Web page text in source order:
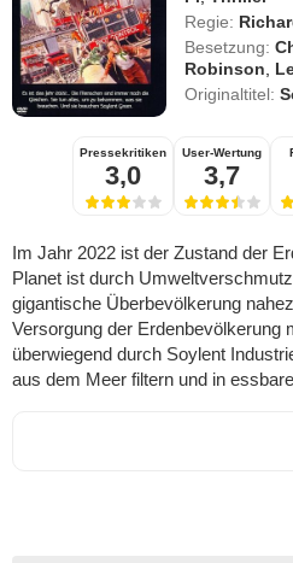
Regie:
Besetzung:
Robinson
Originaltitel:
Pressekritiken
3,0
User-Wertung
3,7
Im Jahr 2022 ist der Zustand der
Planet ist durch
gigantische Überbevölkerung
Versorgung der Erdenbevölkerung
überwiegend durch Soylent
aus dem Meer filtern und in